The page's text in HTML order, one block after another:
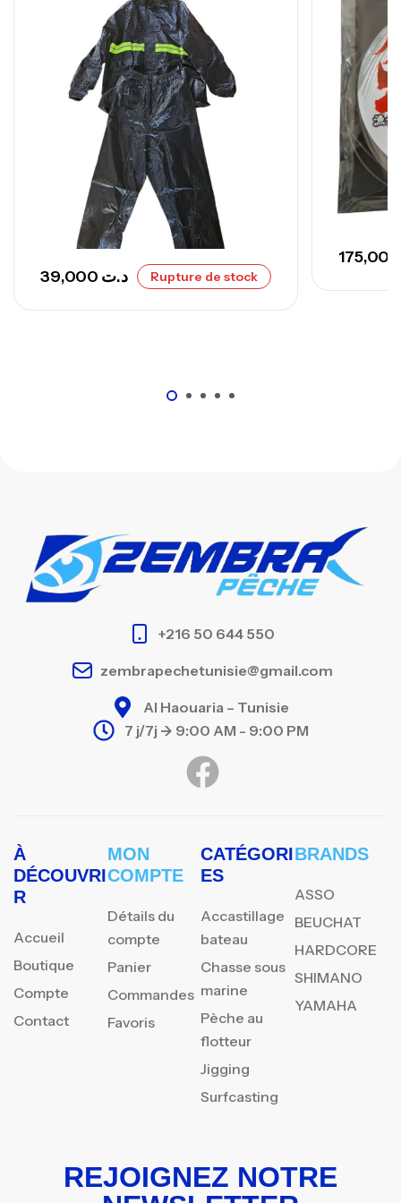
Cannes,Surfcasting
د.ت768,000
د.ت692,000
Canne Sunset Secret Cove 420 Cm 100
– 300 G
Cannes,Surfcasting
د.ت748,000
د.ت
د.ت Rupture de stock
+216 50 644 550
zembrapechetunisie@gmail.com
Al Haouaria – Tunisie
7 j/7j -> 9:00 AM - 9:00 PM
À
DÉCOUVRI
R
Accueil
Boutique
Compte
Contact
MON
COMPTE
Détails du
compte
Panier
Commandes
Favoris
CATÉGORI
ES
Accastillage
bateau
Chasse sous
marine
Pèche au
flotteur
Jigging
Surfcasting
BRANDS
ASSO
BEUCHAT
HARDCORE
SHIMANO
YAMAHA
REJOIGNEZ NOTRE